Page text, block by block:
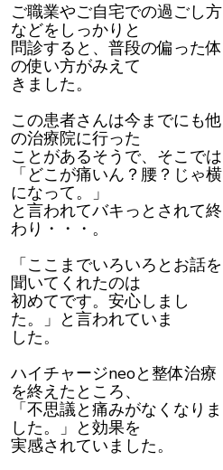
ご職業やご自宅での過ごし方
などをしっかりと
問診すると、普段の偏った体
の使い方がみえて
きました。
この患者さんは今までにも他
の治療院に行った
ことがあるそうで、そこでは
「どこが痛いん？腰？じゃ横
になって。」
と言われてバキっとされて終
わり・・・。
「ここまでいろいろとお話を
聞いてくれたのは
初めてです。安心しまし
た。」と言われていま
した。
ハイチャージneoと整体治療
を終えたところ、
「不思議と痛みがなくなりま
した。」と効果を
実感されていました。